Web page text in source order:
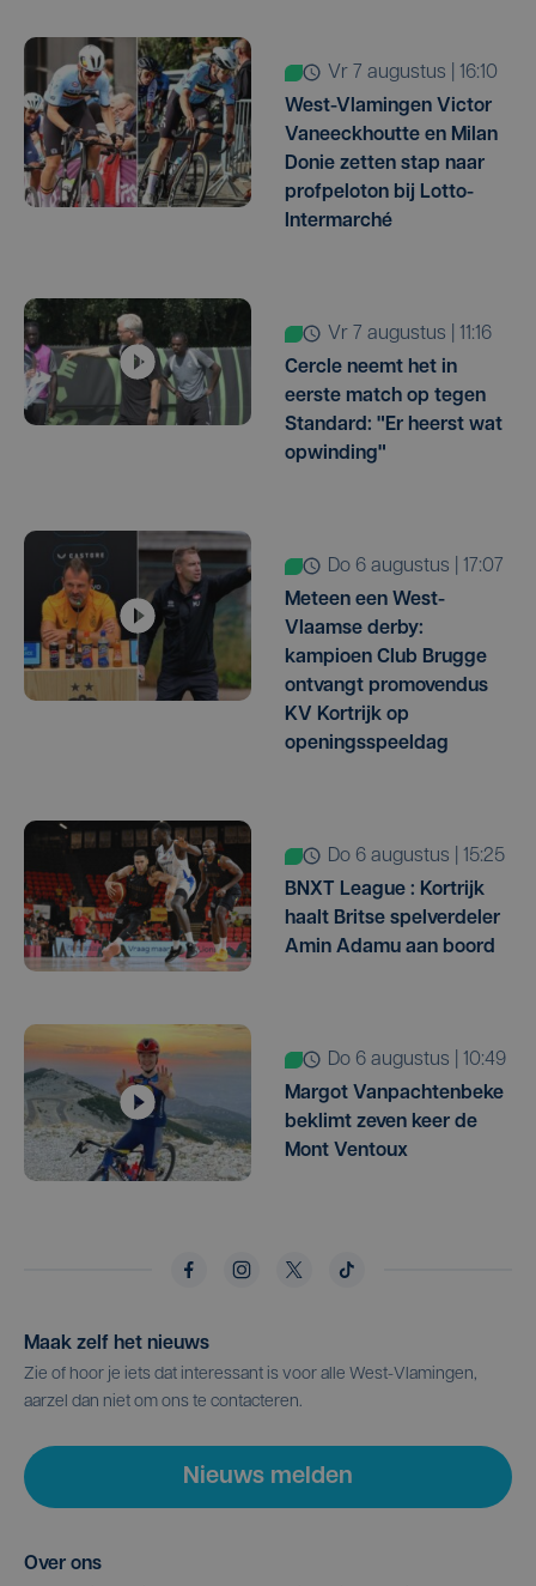
vr 7 augustus | 16:10
West-Vlamingen Victor
Vaneeckhoutte en Milan
Donie zetten stap naar
profpeloton bij Lotto-
Intermarché
vr 7 augustus | 11:16
Cercle neemt het in
eerste match op tegen
Standard: "Er heerst wat
opwinding"
do 6 augustus | 17:07
Meteen een West-
Vlaamse derby:
kampioen Club Brugge
ontvangt promovendus
KV Kortrijk op
openingsspeeldag
do 6 augustus | 15:25
BNXT League : Kortrijk
haalt Britse spelverdeler
Amin Adamu aan boord
do 6 augustus | 10:49
Margot Vanpachtenbeke
beklimt zeven keer de
Mont Ventoux
Maak zelf het nieuws
Zie of hoor je iets dat interessant is voor alle West-Vlamingen,
aarzel dan niet om ons te contacteren.
Nieuws melden
Over ons